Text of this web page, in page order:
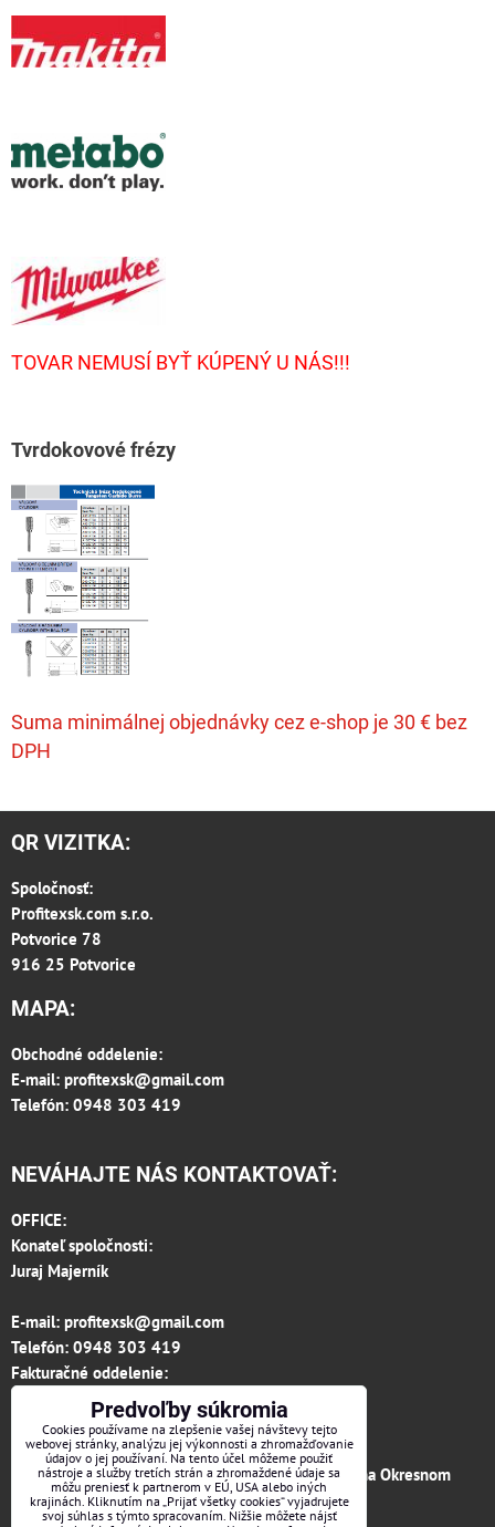
TOVAR NEMUSÍ BYŤ KÚPENÝ U NÁS!!!
Tvrdokovové frézy
Suma minimálnej objednávky cez e-shop je 30 € bez
DPH
QR VIZITKA:
Spoločnosť:
Profitexsk.com s.r.o.
Potvorice 78
916 25 Potvorice
MAPA:
Obchodné oddelenie:
E-mail: profitexsk@gmail.com
Telefón: 0948 303 419
NEVÁHAJTE NÁS KONTAKTOVAŤ:
OFFICE:
Konateľ spoločnosti:
Juraj Majerník
E-mail: profitexsk@gmail.com
Telefón: 0948 303 419
Fakturačné oddelenie:
invoice.profitexsk@gmail.com
IČO: 36313157
IČ DPH: SK 2020182615
Firma je zapísaná v obchodnom registri vedenom na Okresnom
súde v Trenčíne, vložka č.12066/R odd. s.r.o.
Predvoľby súkromia
Cookies používame na zlepšenie vašej návštevy tejto
webovej stránky, analýzu jej výkonnosti a zhromažďovanie
údajov o jej používaní. Na tento účel môžeme použiť
nástroje a služby tretích strán a zhromaždené údaje sa
môžu preniesť k partnerom v EÚ, USA alebo iných
krajinách. Kliknutím na „Prijať všetky cookies“ vyjadrujete
svoj súhlas s týmto spracovaním. Nižšie môžete nájsť